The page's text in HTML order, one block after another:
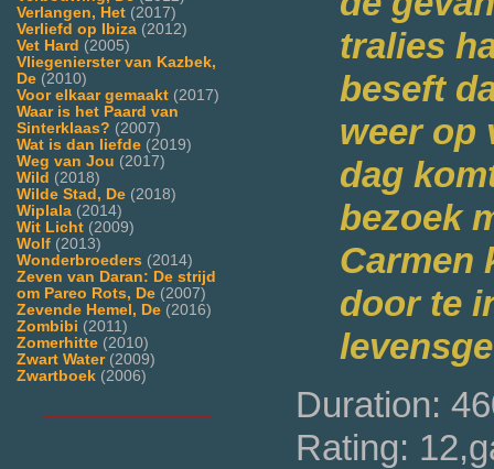
Verlangen, Het (2017)
Verliefd op Ibiza (2012)
Vet Hard (2005)
Vliegenierster van Kazbek,
De (2010)
Voor elkaar gemaakt (2017)
Waar is het Paard van
Sinterklaas? (2007)
Wat is dan liefde (2019)
Weg van Jou (2017)
Wild (2018)
Wilde Stad, De (2018)
Wiplala (2014)
Wit Licht (2009)
Wolf (2013)
Wonderbroeders (2014)
Zeven van Daran: De strijd
om Pareo Rots, De (2007)
Zevende Hemel, De (2016)
Zombibi (2011)
Zomerhitte (2010)
Zwart Water(2009)
Zwartboek (2006)
tralies
beseft
weer op
dag
bezoek
Carmen
door te
Duration:
Rating: